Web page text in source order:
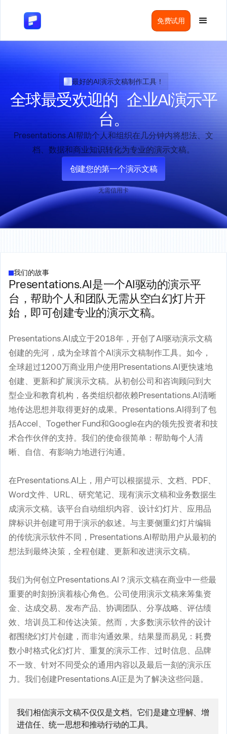
免费试用
最好的AI演示文稿制作工具！
全球最受欢迎的 企业AI演示平
台。
Presentations.AI帮助个人和组织在几分钟内将想法、文
档、数据和商业知识转化为专业的演示文稿。
创建您的第一个演示文稿
无需信用卡
我们的故事
Presentations.AI是一个AI驱动的演示平
台，帮助个人和团队无需从空白幻灯片开
始，即可创建专业的演示文稿。
Presentations.AI成立于2018年，开创了AI驱动演示文稿
创建的先河，成为全球首个AI演示文稿制作工具。如今，
全球超过1200万商业用户使用Presentations.AI更快速地
创建、更新和扩展演示文稿。从初创公司和咨询顾问到大
型企业和教育机构，各类组织都依赖Presentations.AI清晰
地传达思想并取得更好的成果。Presentations.AI得到了包
括Accel、Together Fund和Google在内的领先投资者和技
术合作伙伴的支持。我们的使命很简单：帮助每个人清
晰、自信、有影响力地进行沟通。
在Presentations.AI上，用户可以根据提示、文档、PDF、
Word文件、URL、研究笔记、现有演示文稿和业务数据生
成演示文稿。该平台自动组织内容、设计幻灯片、应用品
牌标识并创建可用于演示的叙述。与主要侧重幻灯片编辑
的传统演示软件不同，Presentations.AI帮助用户从最初的
想法到最终决策，全程创建、更新和改进演示文稿。
我们为何创立Presentations.AI？演示文稿在商业中一些最
重要的时刻扮演着核心角色。公司使用演示文稿来筹集资
金、达成交易、发布产品、协调团队、分享战略、评估绩
效、培训员工和传达决策。然而，大多数演示软件的设计
都围绕幻灯片创建，而非沟通效果。结果显而易见：耗费
数小时格式化幻灯片、重复的演示工作、过时信息、品牌
不一致、针对不同受众的通用内容以及最后一刻的演示压
力。我们创建Presentations.AI正是为了解决这些问题。
我们相信演示文稿不仅仅是文档。它们是建立理解、增
进信任、统一思想和推动行动的工具。